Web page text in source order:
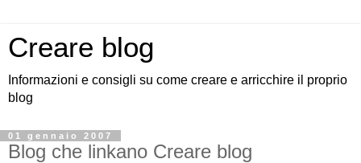
Creare blog
Informazioni e consigli su come creare e arricchire il proprio
blog
01 gennaio 2007
Blog che linkano Creare blog